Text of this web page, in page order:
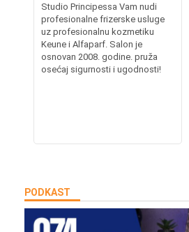
Studio Principessa Vam nudi
profesionalne frizerske usluge
uz profesionalnu kozmetiku
Keune i Alfaparf. Salon je
osnovan 2008. godine. pruža
osećaj sigurnosti i ugodnosti!
PODKAST